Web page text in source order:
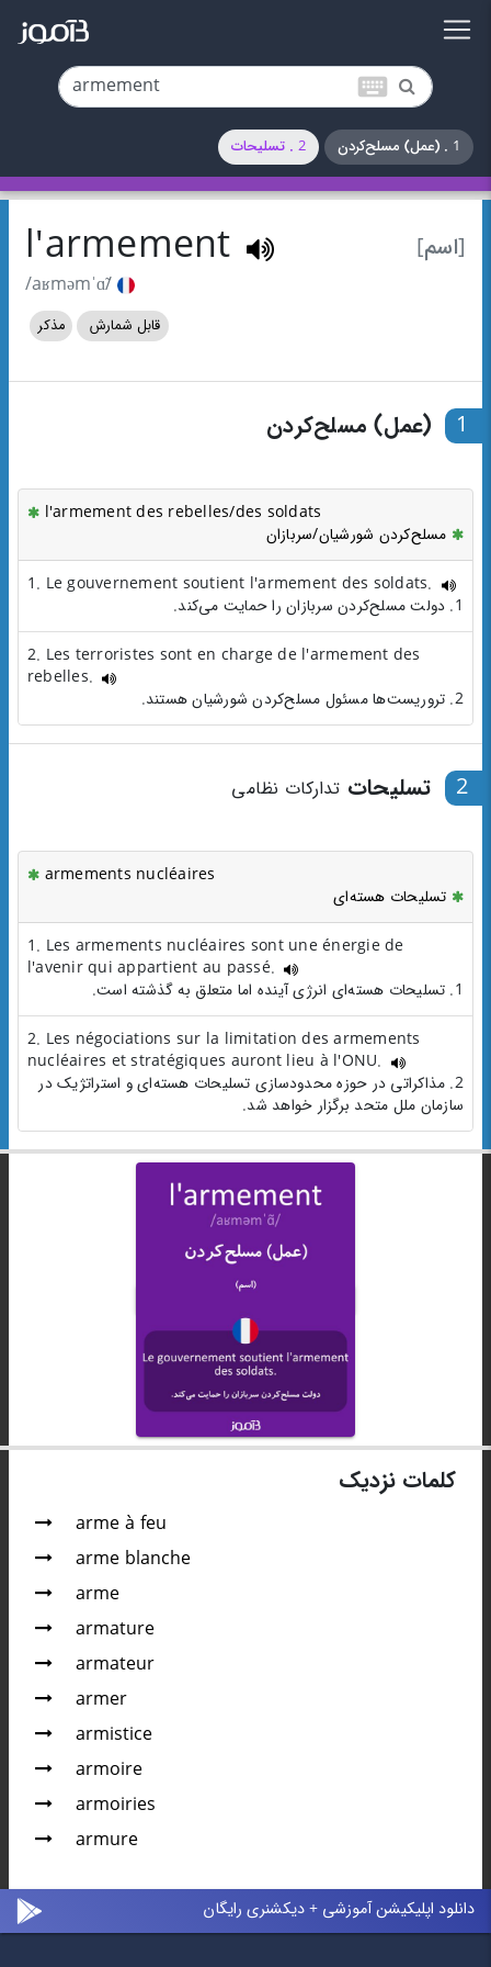
keyboard
1 . (عمل) مسلح‌کردن 2 . تسلیحات
[اسم] l'armement
/aʁməmˈɑ̃/
قابل شمارش مذکر
1 (عمل) مسلح‌کردن
l'armement des rebelles/des soldats
مسلح‌کردن شورشیان/سربازان
1. Le gouvernement soutient l'armement des soldats.
1. دولت مسلح‌کردن سربازان را حمایت می‌کند.
2. Les terroristes sont en charge de l'armement des
rebelles.
2. تروریست‌ها مسئول مسلح‌کردن شورشیان هستند.
2 تسلیحات تدارکات نظامی
armements nucléaires
تسلیحات هسته‌ای
1. Les armements nucléaires sont une énergie de
l'avenir qui appartient au passé.
1. تسلیحات هسته‌ای انرژی‌ آینده اما متعلق به گذشته است.
2. Les négociations sur la limitation des armements
nucléaires et stratégiques auront lieu à l'ONU.
2. مذاکراتی در حوزه محدودسازی تسلیحات هسته‌ای و استراتژیک در
سازمان ملل متحد برگزار خواهد شد.
کلمات نزدیک
arme à feu
arme blanche
arme
armature
armateur
armer
armistice
armoire
armoiries
armure
دانلود اپلیکیشن آموزشی + دیکشنری رایگان